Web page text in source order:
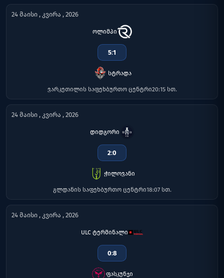
24 მაისი , კვირა , 2026
ოლიმპი
5:1
სტრადა
ვარკეთილის საფეხბურთო ცენტრი20:15 სთ.
24 მაისი , კვირა , 2026
დიდგორი
2:0
ჭილოვანი
გლდანის საფეხბურთო ცენტრი18:07 სთ.
24 მაისი , კვირა , 2026
ULC ტერმინალი
0:8
ფასკუნჯი